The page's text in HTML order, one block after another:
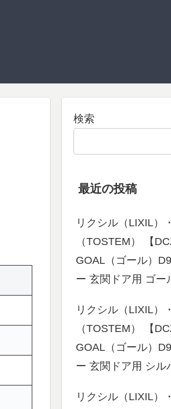
検索
最近の投稿
リクシル（LIXIL）
（TOSTEM） 【
GOAL（ゴール）
ー 玄関ドア用 ゴー
リクシル（LIXIL）
（TOSTEM） 【
GOAL（ゴール）
ー 玄関ドア用 シル
リクシル（LIXIL）